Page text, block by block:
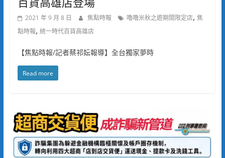
2021 年 9 月 8 日 焦點時報 嚕嚕米秋之遊期間限定店, 焦
點時報, 統一時代百貨高雄店
【焦點時報/記者蔡祁妘報導】全台獨家夢時
Read more